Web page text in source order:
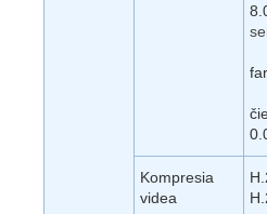
Kompresia
videa